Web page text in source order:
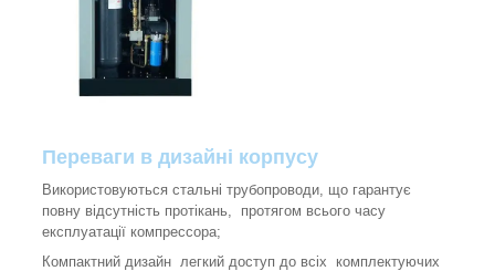
Переваги в дизайні корпусу
Використовуються стальні трубопроводи, що гарантує
повну відсутність протікань, протягом всього часу
експлуатації компрессора;
Компактний дизайн легкий доступ до всіх комплектуючих